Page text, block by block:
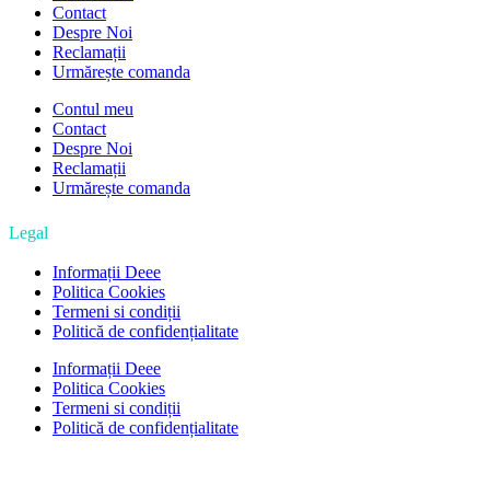
Contact
Despre Noi
Reclamații
Urmărește comanda
Contul meu
Contact
Despre Noi
Reclamații
Urmărește comanda
Legal
Informații Deee
Politica Cookies
Termeni si condiții
Politică de confidențialitate
Informații Deee
Politica Cookies
Termeni si condiții
Politică de confidențialitate